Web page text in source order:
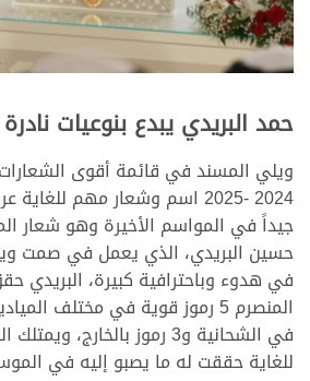
حمد البريدي يبدع بنوعيات نادرة
ويلي المسند في قائمة أقوى
2024 -2025 اسم وشعار مهم
جيداً في المواسم الأخيرة وهو شعار
حسين البريدي، الذي يعمل في صمت
في هدوء وباحترافية كبيرة،
في الشحانية و3 رموز بالخارج،
للغاية حققت له ما يصبو إليه في